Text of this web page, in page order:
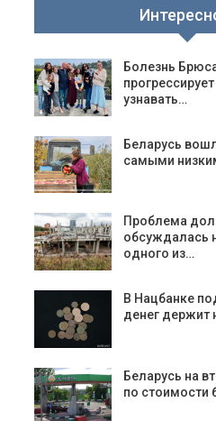
Болезнь
узнавать…
Беларусь
самыми
Проблема
обсуждалась
одного из…
В Нацбанке
денег держит
Беларусь на
по стоимости